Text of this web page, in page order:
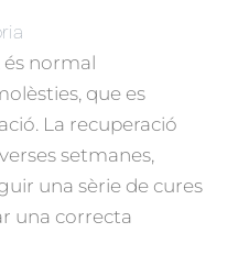
és normal
que es
La recuperació
setmanes,
una sèrie de cures
una correcta